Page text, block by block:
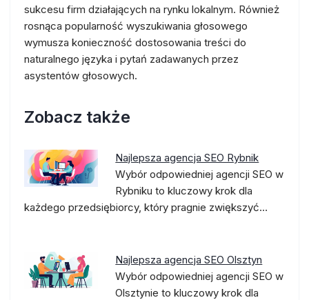
sukcesu firm działających na rynku lokalnym. Również
rosnąca popularność wyszukiwania głosowego
wymusza konieczność dostosowania treści do
naturalnego języka i pytań zadawanych przez
asystentów głosowych.
Zobacz także
Najlepsza agencja SEO Rybnik
Wybór odpowiedniej agencji SEO w
Rybniku to kluczowy krok dla
każdego przedsiębiorcy, który pragnie zwiększyć…
Najlepsza agencja SEO Olsztyn
Wybór odpowiedniej agencji SEO w
Olsztynie to kluczowy krok dla